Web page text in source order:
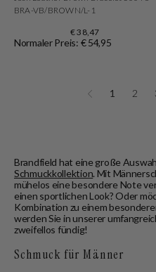
BRA-VB/BROWN/L-1
€ 38,47
Normaler Preis: € 54,95
1 2
Brandfield hat eine große
Schmuckkollektion. Mit
mühelos eine besondere Note
einen sportlichen Look? Oder
Kombination zu einem
werden Sie in unserer
zweifellos fündig!
Schmuck für Männer